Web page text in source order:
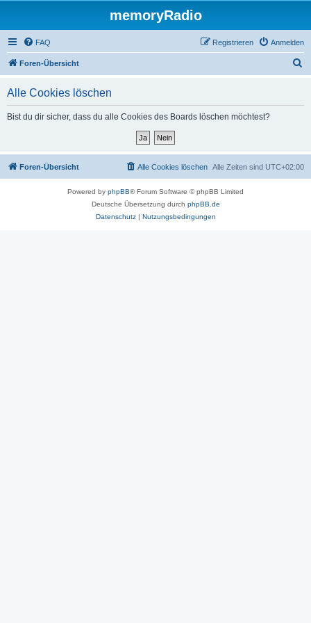
memoryRadio
FAQ Anmelden
Registrieren
Foren-Übersicht
Alle Cookies löschen
Bist du dir sicher, dass du alle Cookies des Boards löschen möchtest?
Foren-Übersicht Alle Zeiten sind UTC+02:00
Alle Cookies löschen
Powered by phpBB® Forum Software © phpBB Limited
Deutsche Übersetzung durch phpBB.de
Datenschutz| Nutzungsbedingungen